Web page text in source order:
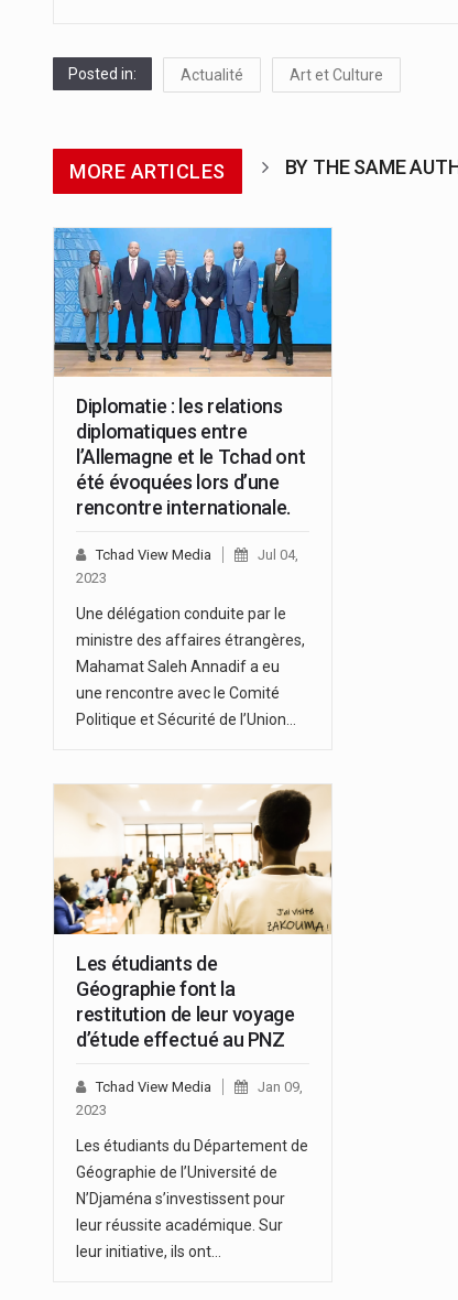
Posted in: Actualité Art et Culture
MORE ARTICLES BY THE SAME
Diplomatie : les relations
diplomatiques entre
l’Allemagne et le Tchad ont
été évoquées lors d’une
rencontre internationale.
Tchad View Media
Jul 04,
2023
Une délégation conduite par le
ministre des affaires étrangères,
Mahamat Saleh Annadif a eu
une rencontre avec le Comité
Politique et Sécurité de l’Union…
Les étudiants de
Géographie font la
restitution de leur voyage
d’étude effectué au PNZ
Tchad View Media
Jan 09,
2023
Les étudiants du Département de
Géographie de l’Université de
N’Djaména s’investissent pour
leur réussite académique. Sur
leur initiative, ils ont…